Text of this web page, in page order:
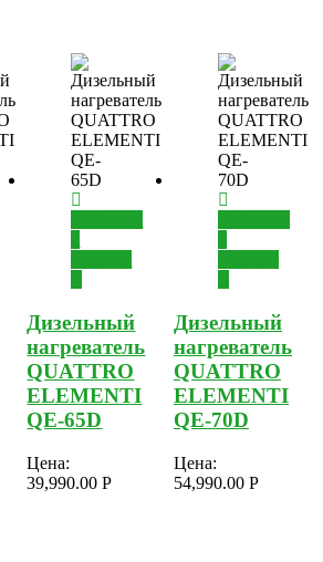
Дизельный
нагреватель
QUATTRO
ELEMENTI
QE-65D
Цена:
39,990.00Р
Дизельный
нагреватель
QUATTRO
ELEMENTI
QE-70D
Цена:
54,990.00 Р